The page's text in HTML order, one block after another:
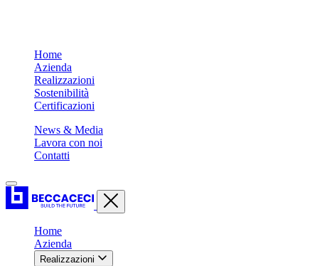
Home
Azienda
Realizzazioni
Sostenibilità
Certificazioni
News & Media
Lavora con noi
Contatti
Home
Azienda
Realizzazioni